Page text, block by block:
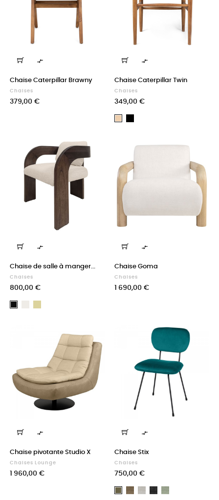

Chaise Caterpillar Brawny
Chaises
Prix
379,00 €

Chaise Caterpillar Twin
Chaises
Prix
349,00 €

Chaise de salle à manger...
Chaises
Prix
800,00 €

Chaise Goma
Chaises
Prix
1 690,00 €

Chaise pivotante Studio X
Chaises Lounge
Prix
1 960,00 €

Chaise Stix
Chaises
Prix
750,00 €
AvignonAvignon
Avigon